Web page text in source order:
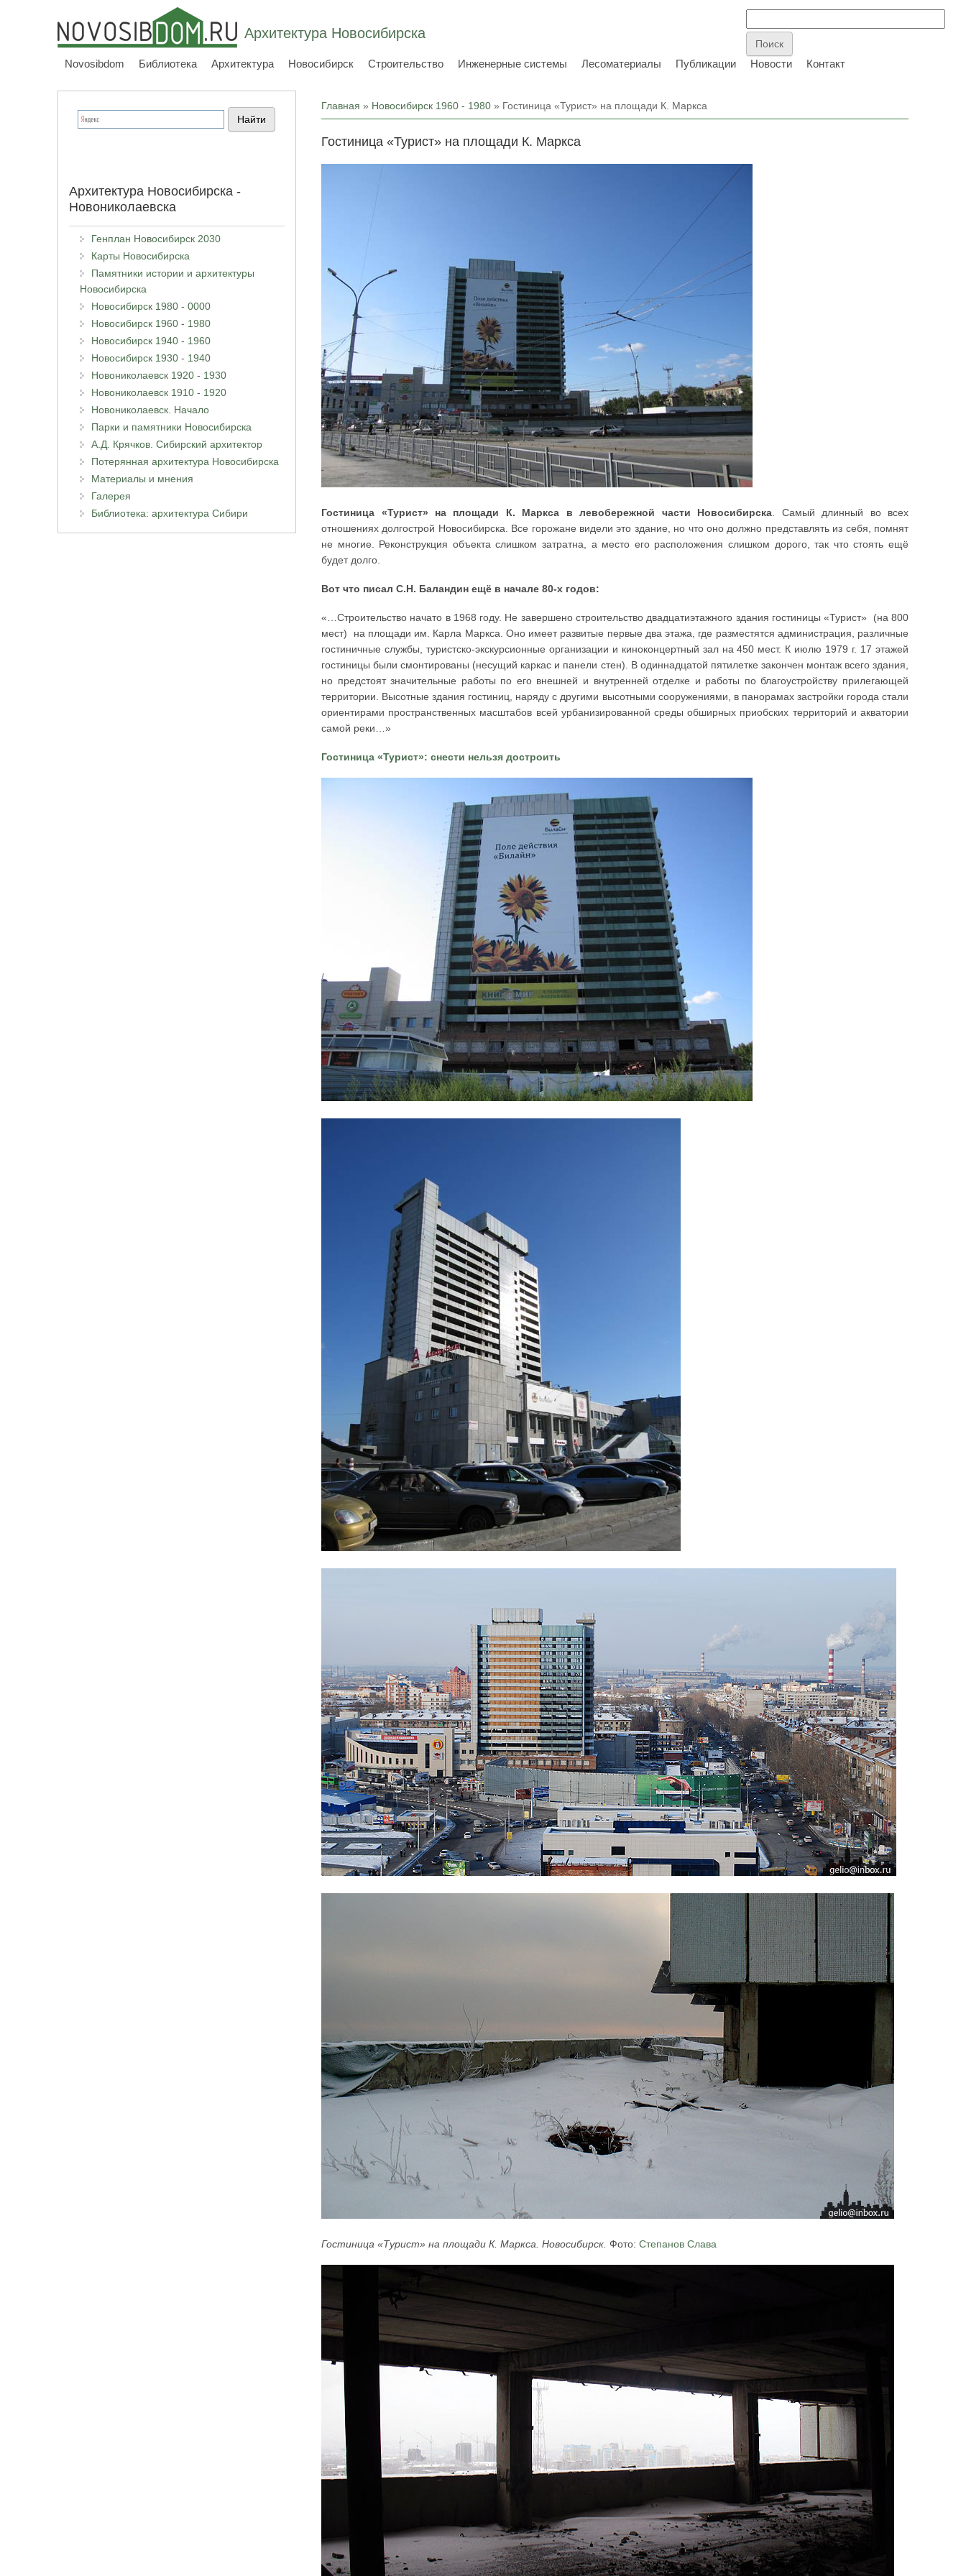
Архитектура Новосибирска
Novosibdom Библиотека Архитектура Новосибирск Строительство Инженерные системы Лесоматериалы Публикации Новости Контакт
Вы здесь
Главная » Новосибирск 1960 - 1980 » Гостиница «Турист» на площади К. Маркса
Гостиница «Турист» на площади К. Маркса
Гостиница «Турист» на площади К. Маркса в левобережной части Новосибирска . Самый длинный во всех
отношениях долгострой Новосибирска. Все горожане видели это здание, но что оно должно представлять из себя, помнят
не многие. Реконструкция объекта слишком затратна, а место его расположения слишком дорого, так что стоять ещё
будет долго.
Вот что писал С.Н. Баландин ещё в начале 80-х годов:
«…Строительство начато в 1968 году. Не завершено строительство двадцатиэтажного здания гостиницы «Турист» (на 800
мест) на площади им. Карла Маркса. Оно имеет развитые первые два этажа, где разместятся администрация, различные
гостиничные службы, туристско-экскурсионные организации и киноконцертный зал на 450 мест. К июлю 1979 г. 17 этажей
гостиницы были смонтированы (несущий каркас и панели стен). В одиннадцатой пятилетке закончен монтаж всего здания,
но предстоят значительные работы по его внешней и внутренней отделке и работы по благоустройству прилегающей
территории. Высотные здания гостиниц, наряду с другими высотными сооружениями, в панорамах застройки города стали
ориентирами пространственных масштабов всей урбанизированной среды обширных приобских территорий и акватории
самой реки…»
Гостиница «Турист»: снести нельзя достроить
Гостиница «Турист» на площади К. Маркса. Новосибирск. Фото:Степанов Слава
Архитектура Новосибирска -
Новониколаевска
Генплан Новосибирск 2030
Карты Новосибирска
Памятники истории и архитектуры
Новосибирска
Новосибирск 1980 - 0000
Новосибирск 1960 - 1980
Новосибирск 1940 - 1960
Новосибирск 1930 - 1940
Новониколаевск 1920 - 1930
Новониколаевск 1910 - 1920
Новониколаевск. Начало
Парки и памятники Новосибирска
А.Д. Крячков. Сибирский архитектор
Потерянная архитектура Новосибирска
Материалы и мнения
Галерея
Библиотека: архитектура Сибири